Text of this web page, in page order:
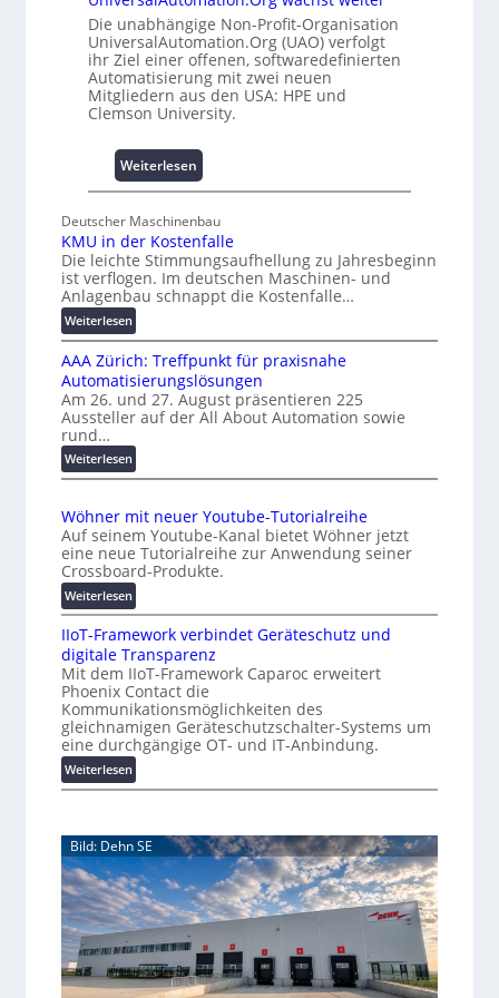
h
e
m
m
n
s
e
s
c
h
a
f
e
n
4
0
A
Die unabhängige Non-Profit-Organisation
UniversalAutomation.Org (UAO) verfolgt
ihr Ziel einer offenen, softwaredefinierten
Automatisierung mit zwei neuen
Mitgliedern aus den USA: HPE und
Clemson University.
Weiterlesen
U
i
v
e
r
l
A
u
t
a
o
n
r
g
w
ä
c
h
s
i
t
e
r
Deutscher Maschinenbau
KMU in der Kostenfalle
Die leichte Stimmungsaufhellung zu Jahresbeginn
ist verflogen. Im deutschen Maschinen- und
Anlagenbau schnappt die Kostenfalle…
Weiterlesen:
K
M
U
i
n
e
r
o
s
t
e
n
f
a
l
l
e
AAA Zürich: Treffpunkt für praxisnahe
Automatisierungslösungen
Am 26. und 27. August präsentieren 225
Aussteller auf der All About Automation sowie
rund…
Weiterlesen:
A
A
Z
ü
r
i
c
h
:
T
r
e
f
f
p
k
t
f
ü
r
r
a
Wöhner mit neuer Youtube-Tutorialreihe
Auf seinem Youtube-Kanal bietet Wöhner jetzt
eine neue Tutorialreihe zur Anwendung seiner
Crossboard-Produkte.
Weiterlesen:
W
ö
h
n
e
r
m
i
t
n
u
e
r
Y
o
u
t
u
IIoT-Framework verbindet Geräteschutz und
digitale Transparenz
Mit dem IIoT-Framework Caparoc erweitert
Phoenix Contact die
Kommunikationsmöglichkeiten des
gleichnamigen Geräteschutzschalter-Systems um
eine durchgängige OT- und IT-Anbindung.
Weiterlesen:
I
T
-
F
r
a
m
e
w
Bild: Dehn SE